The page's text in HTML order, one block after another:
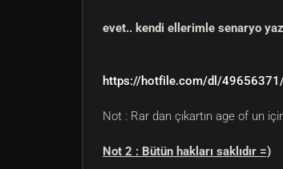
evet.. kendi ellerimle senaryo
https://hotfile.com/dl/
Not : Rar dan çıkartın age of un
Not 2 : Bütün hakları saklıdır =)